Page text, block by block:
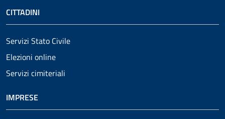
CITTADINI
Servizi Stato Civile
Elezioni online
Servizi cimiteriali
IMPRESE